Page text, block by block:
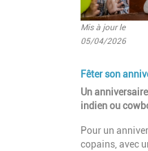
Mis à jour le
05/04/2026
Fêter son
Un
indien ou
Pour un
copains, avec